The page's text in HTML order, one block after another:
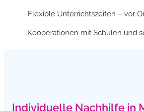
Flexible Unterrichtszeiten – vor
Kooperationen mit Schulen und
Individuelle Nachhilfe in